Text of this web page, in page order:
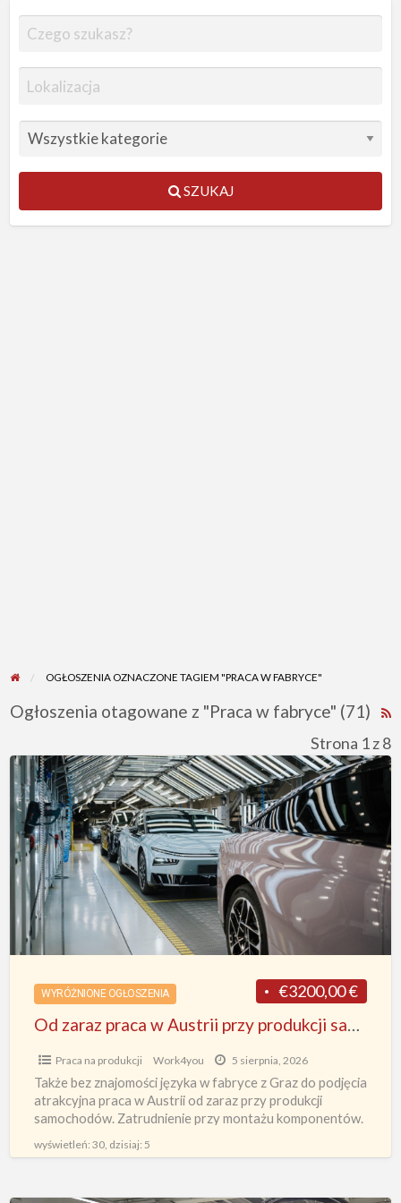
SZUKAJ
OGŁOSZENIA OZNACZONE TAGIEM "PRACA W FABRYCE"
Ogłoszenia otagowane z "Praca w fabryce" (71)
Strona 1 z 8
Od
zaraz
praca
w
Austrii
przy
produkcji
samochodów
bez
znajomości
języka
fabryka
Graz
WYRÓŻNIONE OGŁOSZENIA €3200,00 €
Od zaraz praca w Austrii przy produkcji samochodów bez znajomości języka fabryka z Graz
Praca na produkcji Work4you 5 sierpnia, 2026
Także bez znajomości języka w fabryce z Graz do podjęcia
atrakcyjna praca w Austrii od zaraz przy produkcji
samochodów. Zatrudnienie przy montażu komponentów.
wyświetleń: 30, dzisiaj: 5